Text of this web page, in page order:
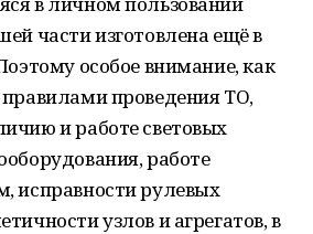
части изготовлена ещё в
особое внимание, как
проведения ТО,
и работе световых
работе
исправности рулевых
узлов и агрегатов, в